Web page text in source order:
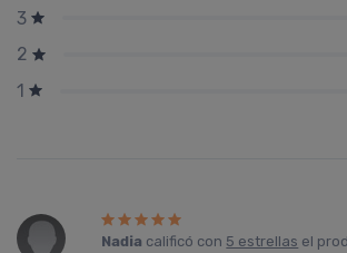
3
2
1
Nadia calificó con 5 estrellas el